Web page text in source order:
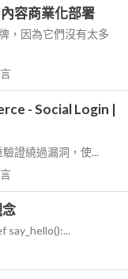
容商業化部署
，因為它們沒有太多
- Social Login |
證繞過漏洞，使...
say_hello():...